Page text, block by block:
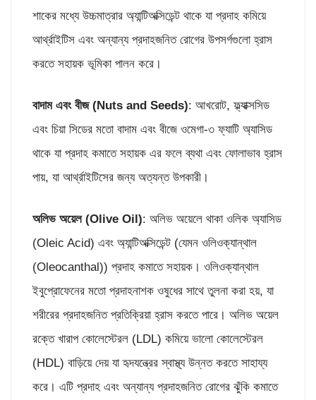
শাকের মধ্যে উচ্চমাত্রার অ্যান্টিঅক্সিডেন্ট থাকে যা প্রদাহ কমিয়ে
আর্থ্রাইটিস এবং অন্যান্য প্রদাহজনিত রোগের উপসর্গগুলো হ্রাস
করতে সহায়ক ভূমিকা পালন করে।
বাদাম এবং বীজ (Nuts and Seeds): আখরোট, ফ্ল্যাক্সসিড
এবং চিয়া সিডের মতো বাদাম এবং বীজে ওমেগা-৩ ফ্যাটি অ্যাসিড
থাকে যা প্রদাহ কমাতে সহায়ক এর ফলে ব্যথা এবং ফোলাভাব হ্রাস
পায়, যা আর্থ্রাইটিসের জন্য অত্যন্ত উপকারী।
অলিভ অয়েল (Olive Oil): অলিভ অয়েলে থাকা ওলিক অ্যাসিড
(Oleic Acid) এবং অ্যান্টিঅক্সিডেন্ট (যেমন ওলিওক্যান্থাল
(Oleocanthal)) প্রদাহ কমাতে সহায়ক। ওলিওক্যান্থাল
ইবুপ্রোফেনের মতো প্রদাহনাশক ওষুধের সাথে তুলনা করা হয়, যা
শরীরের প্রদাহজনিত প্রতিক্রিয়া হ্রাস করতে পারে। অলিভ অয়েল
রক্তে খারাপ কোলেস্টেরল (LDL) কমিয়ে ভালো কোলেস্টেরল
(HDL) বাড়িয়ে দেয় যা হৃদযন্ত্রের স্বাস্থ্য উন্নত করতে সাহায্য
করে। এটি প্রদাহ এবং অন্যান্য প্রদাহজনিত রোগের ঝুঁকি কমাতে